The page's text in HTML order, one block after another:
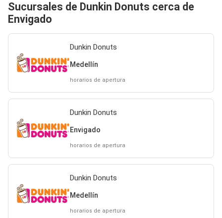
Sucursales de Dunkin Donuts cerca de
Envigado
Dunkin Donuts
Medellín
horarios de apertura
Dunkin Donuts
Envigado
horarios de apertura
Dunkin Donuts
Medellín
horarios de apertura